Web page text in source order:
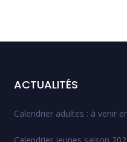
ACTUALITÉS
Calendrier adultes : à venir